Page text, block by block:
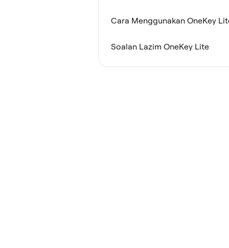
Cara Menggunakan OneKey
Soalan Lazim OneKey Lite